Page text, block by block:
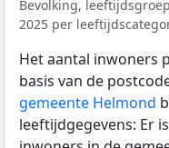
Bevolking,
2025 per
Het aantal inwoners
basis van de
gemeente Helmond
leeftijdgegevens: Er